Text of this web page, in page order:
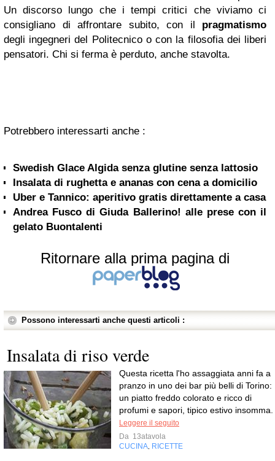
Un discorso lungo che i tempi critici che viviamo ci
consigliano di affrontare subito, con il pragmatismo
degli ingegneri del Politecnico o con la filosofia dei liberi
pensatori. Chi si ferma è perduto, anche stavolta.
Potrebbero interessarti anche :
Swedish Glace Algida senza glutine senza lattosio
Insalata di rughetta e ananas con cena a domicilio
Uber e Tannico: aperitivo gratis direttamente a casa
Andrea Fusco di Giuda Ballerino! alle prese con il
gelato Buontalenti
Ritornare alla prima pagina di
Possono interessarti anche questi articoli :
Insalata di riso verde
Questa ricetta l'ho assaggiata anni fa a
pranzo in uno dei bar più belli di Torino:
un piatto freddo colorato e ricco di
profumi e sapori, tipico estivo insomma.
Leggere il seguito
Da 13atavola
CUCINA RICETTE